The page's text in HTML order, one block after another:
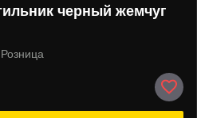
черный жемчуг
Розница